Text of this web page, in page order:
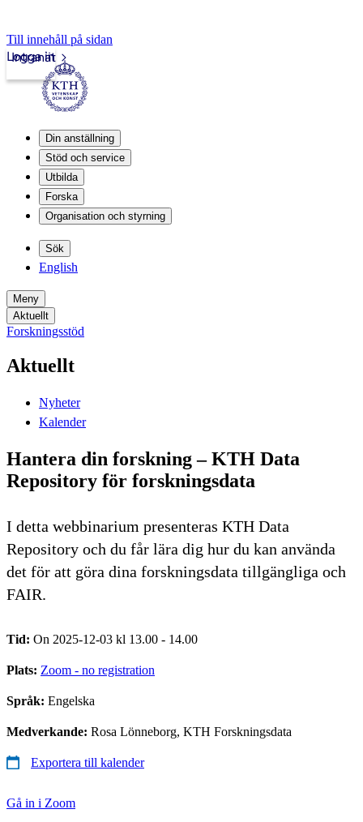
Till innehåll på sidan
Intranät
Logga in
Din anställning
Stöd och service
Utbilda
Forska
Organisation och styrning
Sök
English
Meny
Aktuellt
Forskningsstöd
Aktuellt
Nyheter
Kalender
Hantera din forskning – KTH Data
Repository för forskningsdata
I detta webbinarium presenteras KTH Data
Repository och du får lära dig hur du kan använda
det för att göra dina forskningsdata tillgängliga och
FAIR.
Tid: On 2025-12-03 kl 13.00 - 14.00
Plats: Zoom - no registration
Språk: Engelska
Medverkande: Rosa Lönneborg, KTH Forskningsdata
Exportera till kalender
Gå in i Zoom